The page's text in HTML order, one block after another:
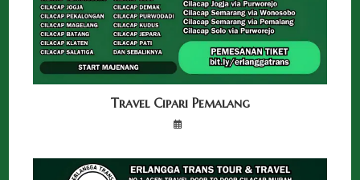
Travel Cipari Pemalang